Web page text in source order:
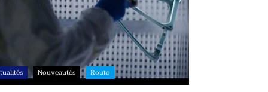
Nouveautés Route